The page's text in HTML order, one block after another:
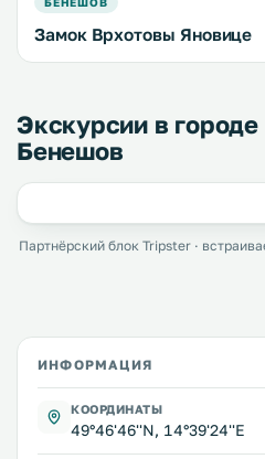
Замок Врхотовы Яновице
Экскурсии в городе
Бенешов
Партнёрский блок Tripster ·
ИНФОРМАЦИЯ
КООРДИНАТЫ
49°46'46''N, 14°39'24''E